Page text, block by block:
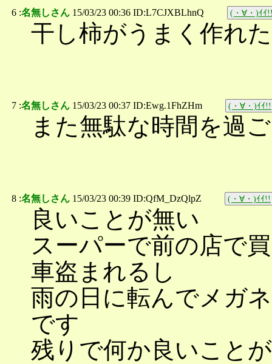
6 :名無しさん 15/03/23 00:36 ID:L7CJXBLhnQ (・∀・)ｲｲ
干し柿がうまく作れた
7 :名無しさん 15/03/23 00:37 ID:Ewg.1FhZHm (・∀・)ｲｲ!!
また無駄な時間を過
8 :名無しさん 15/03/23 00:39 ID:QfM_DzQlpZ (・∀・)ｲｲ!!
良いことが無い
スーパーで前の店で
車盗まれるし
雨の日に転んでメガ
です
残りで何か良いこと